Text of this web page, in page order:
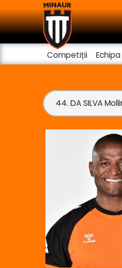
Competiții Echipa
Handbal feminin